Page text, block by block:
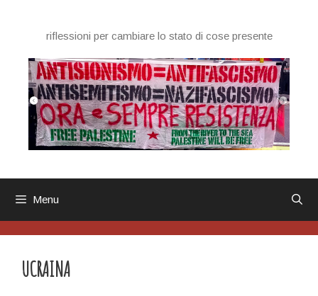
contenutoriflessioni per cambiare lo stato di cose presente
Menu
UCRAINA